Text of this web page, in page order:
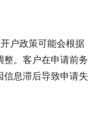
户政策可能会根据
整。客户在申请前务
信息滞后导致申请失